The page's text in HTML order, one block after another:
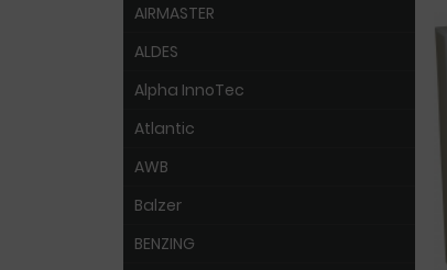
AIRMASTER
ALDES
Alpha InnoTec
Atlantic
AWB
Balzer
BENZING